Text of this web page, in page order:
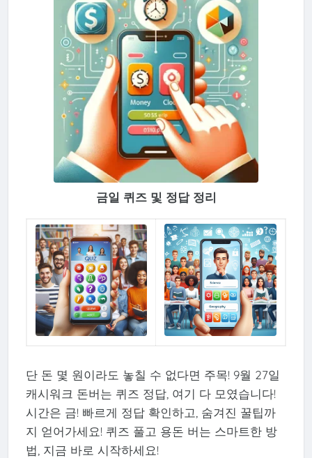
금일 퀴즈 및 정답 정리
단 돈 몇 원이라도 놓칠 수 없다면 주목! 9월 27일
캐시워크 돈버는 퀴즈 정답, 여기 다 모였습니다!
시간은 금! 빠르게 정답 확인하고, 숨겨진 꿀팁까
지 얻어가세요! 퀴즈 풀고 용돈 버는 스마트한 방
법, 지금 바로 시작하세요!